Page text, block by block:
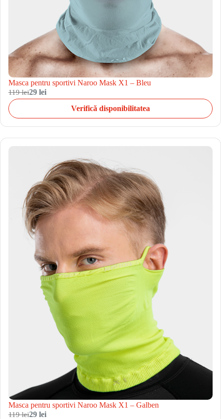
Masca pentru sportivi Naroo Mask X1 – Bleu
119 lei29 lei
Verifică disponibilitatea
Masca pentru sportivi Naroo Mask X1 – Galben
119 lei29 lei